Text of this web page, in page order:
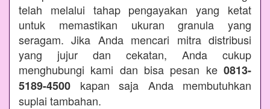
telah melalui tahap pengayakan yang ketat
untuk memastikan ukuran granula yang
seragam. Jika Anda mencari mitra distribusi
yang jujur dan cekatan, Anda cukup
menghubungi kami dan bisa pesan ke 0813-
5189-4500 kapan saja Anda membutuhkan
suplai tambahan.